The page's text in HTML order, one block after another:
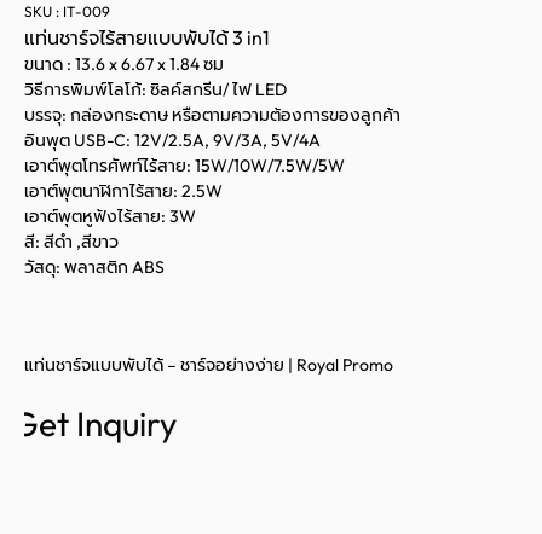
SKU : IT-009
แท่นชาร์จไร้สายแบบพับได้ 3 in1
ขนาด : 13.6 x 6.67 x 1.84 ซม
วิธีการพิมพ์โลโก้: ซิลค์สกรีน/ ไฟ LED
บรรจุ: กล่องกระดาษ หรือตามความต้องการของลูกค้า
อินพุต USB-C: 12V/2.5A, 9V/3A, 5V/4A
เอาต์พุตโทรศัพท์ไร้สาย: 15W/10W/7.5W/5W
เอาต์พุตนาฬิกาไร้สาย: 2.5W
เอาต์พุตหูฟังไร้สาย: 3W
สี: สีดำ ,สีขาว
วัสดุ: พลาสติก ABS
แท่นชาร์จแบบพับได้ – ชาร์จอย่างง่าย | Royal Promo
Get Inquiry